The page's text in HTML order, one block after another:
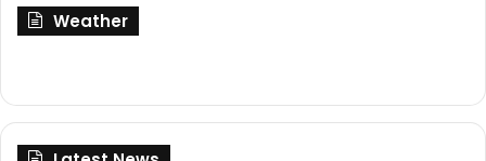
Weather